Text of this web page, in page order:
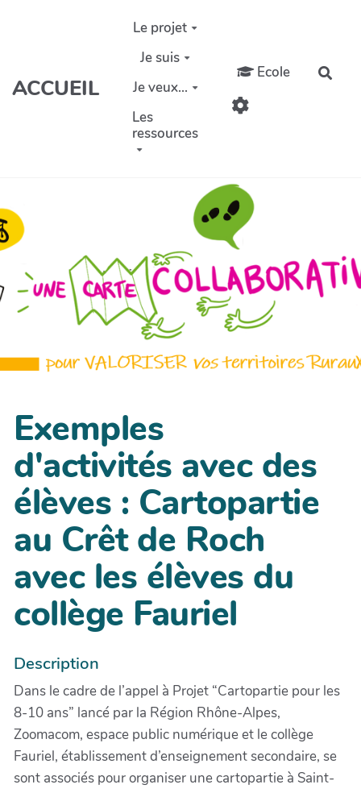
Aller au contenu principal
ACCUEIL
Le projet
Je suis
Je veux...
Les
ressources
Ecole
Exemples
d'activités avec des
élèves : Cartopartie
au Crêt de Roch
avec les élèves du
collège Fauriel
Description
Dans le cadre de l’appel à Projet “Cartopartie pour les
8-10 ans” lancé par la Région Rhône-Alpes,
Zoomacom, espace public numérique et le collège
Fauriel, établissement d’enseignement secondaire, se
sont associés pour organiser une cartopartie à Saint-